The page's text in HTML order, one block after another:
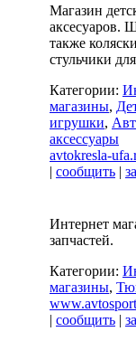
Магазин
аксесуаров.
также
стульчики
Категории:
магазины,
игрушки,
аксессуары
avtokresla-
| сообщить |
Интернет
запчастей.
Категории:
магазины,
| сообщить |